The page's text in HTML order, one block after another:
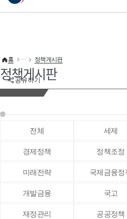
이 누리집은 대한민국 공식 전자정부 누리집입니다.
공유하기
홈 정책게시판
정책게시판
전체 세제
경제정책 정책조정
미래전략 국제금융정
개발금융 국고
재정관리 공공정책